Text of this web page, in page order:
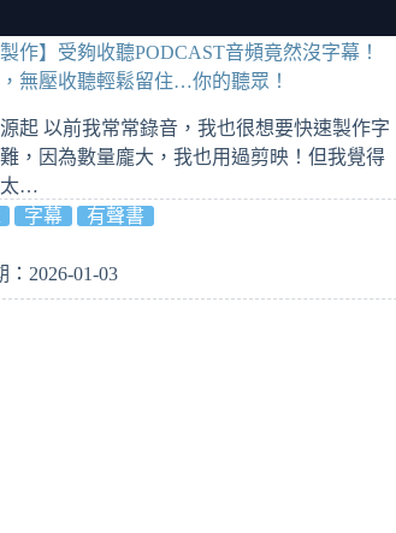
作】受夠收聽PODCAST音頻竟然沒字幕！
無壓收聽輕鬆留住…你的聽眾！
起 以前我常常錄音，我也很想要快速製作字
，因為數量龐大，我也用過剪映！但我覺得
太…
字幕 有聲書
：2026-01-03